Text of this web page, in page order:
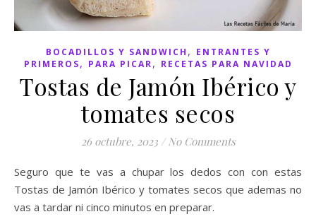
BOCADILLOS Y SANDWICH , ENTRANTES Y
PRIMEROS, PARA PICAR, RECETAS PARA NAVIDAD
Tostas de Jamón Ibérico y
tomates secos
26 octubre, 2023 / No Comments
Seguro que te vas a chupar los dedos con con estas
Tostas de Jamón Ibérico y tomates secos que ademas no
vas a tardar ni cinco minutos en preparar.